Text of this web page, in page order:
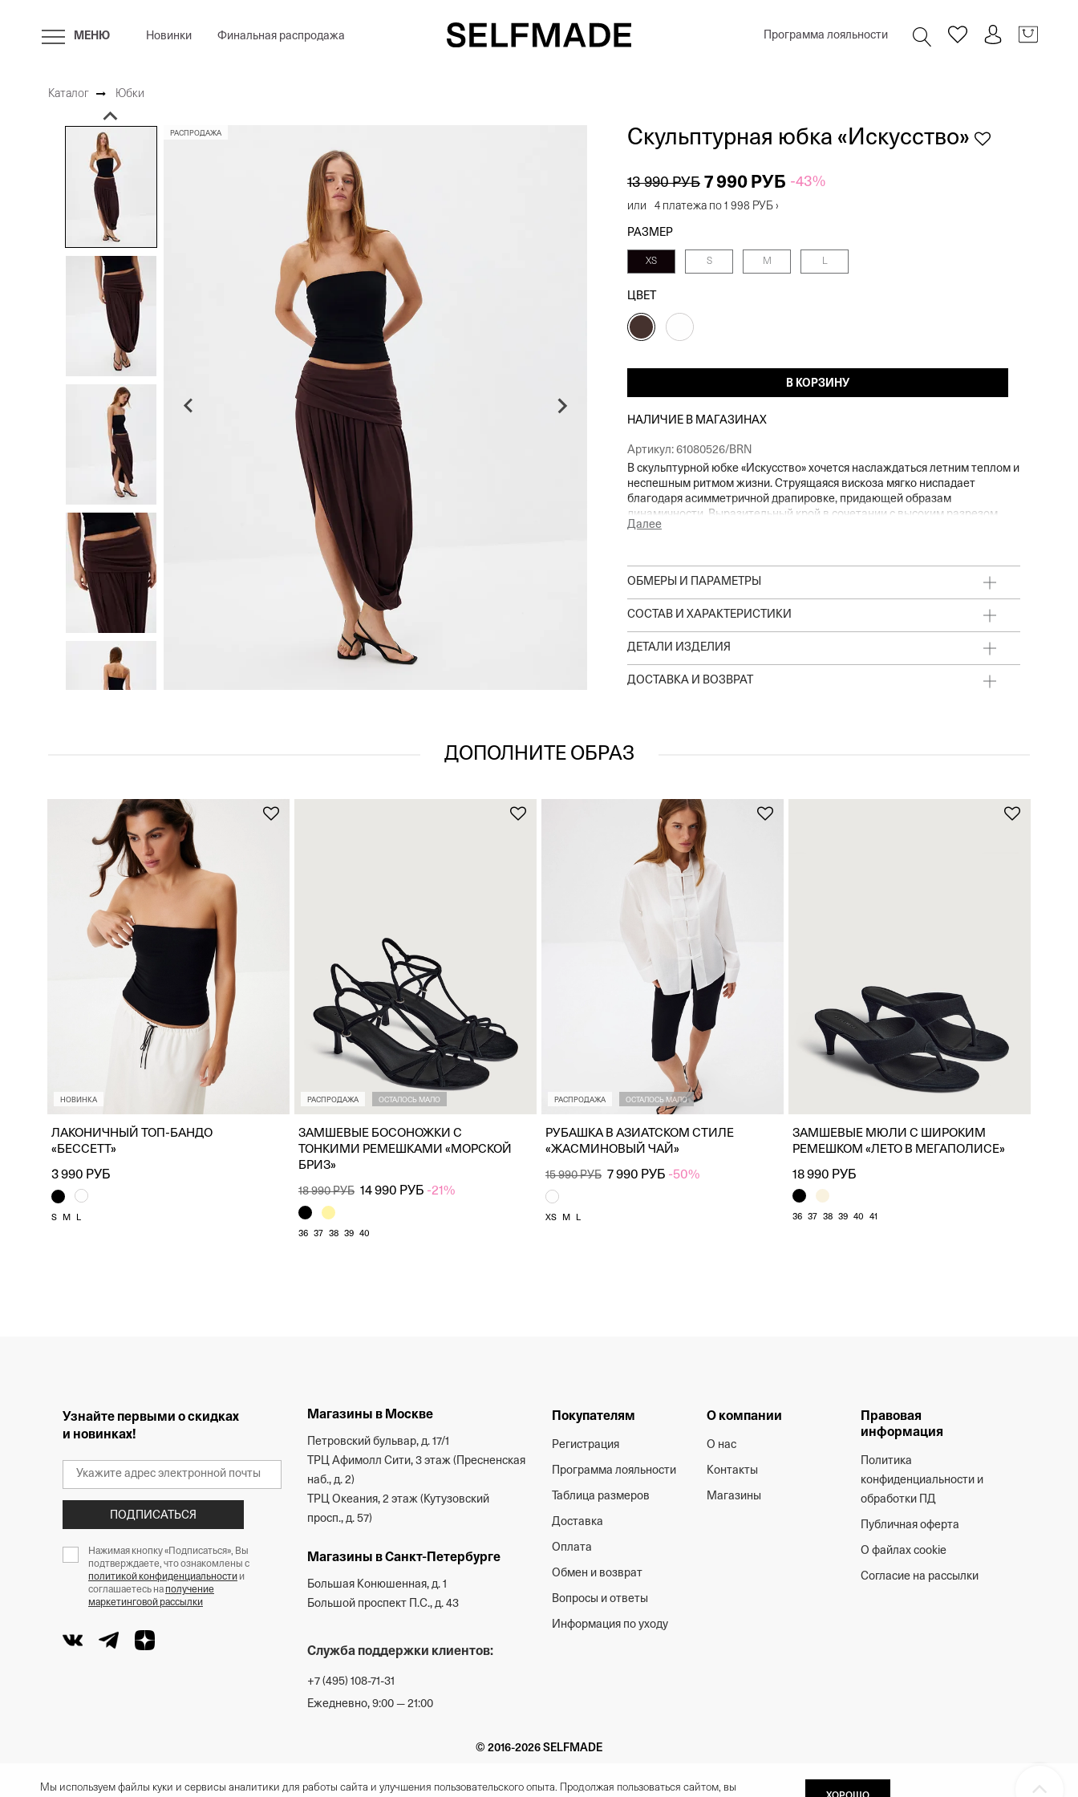
МЕНЮ Новинки Финальная распродажа Программа лояльности
Каталог Юбки
РАСПРОДАЖА Скульптурная юбка «Искусство»
13 990 РУБ 7 990 РУБ -43%
или 4 платежа по 1 998 РУБ ›
РАЗМЕР
XS S M L
ЦВЕТ
В КОРЗИНУ
НАЛИЧИЕ В МАГАЗИНАХ
Артикул: 61080526/BRN
В скульптурной юбке «Искусство» хочется наслаждаться летним теплом и
неспешным ритмом жизни. Струящаяся вискоза мягко ниспадает
благодаря асимметричной драпировке, придающей образам
динамичности. Выразительный крой в сочетании с высоким разрезом
сбоку будет притягивать взгляды. Идеально для прогулок по городу или
Далее
ОБМЕРЫ И ПАРАМЕТРЫ
СОСТАВ И ХАРАКТЕРИСТИКИ
ДЕТАЛИ ИЗДЕЛИЯ
ДОСТАВКА И ВОЗВРАТ
ДОПОЛНИТЕ ОБРАЗ
НОВИНКА
ЛАКОНИЧНЫЙ ТОП-БАНДО
«БЕССЕТТ»
3 990 РУБ
S M L
РАСПРОДАЖА ОСТАЛОСЬ МАЛО
ЗАМШЕВЫЕ БОСОНОЖКИ С
ТОНКИМИ РЕМЕШКАМИ «МОРСКОЙ
БРИЗ»
18 990 РУБ 14 990 РУБ -21%
36 37 38 39 40
РАСПРОДАЖА ОСТАЛОСЬ МАЛО
РУБАШКА В АЗИАТСКОМ СТИЛЕ
«ЖАСМИНОВЫЙ ЧАЙ»
15 990 РУБ 7 990 РУБ -50%
XS M L
ЗАМШЕВЫЕ МЮЛИ С ШИРОКИМ
РЕМЕШКОМ «ЛЕТО В МЕГАПОЛИСЕ»
18 990 РУБ
36 37 38 39 40 41
Узнайте первыми о скидках
и новинках!
ПОДПИСАТЬСЯ
Нажимая кнопку «Подписаться», Вы
подтверждаете, что ознакомлены с
политикой конфиденциальности и
соглашаетесь на получение
маркетинговой рассылки
Магазины в Москве
Петровский бульвар, д. 17/1
ТРЦ Афимолл Сити, 3 этаж (Пресненская
наб., д. 2)
ТРЦ Океания, 2 этаж (Кутузовский
просп., д. 57)
Магазины в Санкт-Петербурге
Большая Конюшенная, д. 1
Большой проспект П.С., д. 43
Служба поддержки клиентов:
+7 (495) 108-71-31
Ежедневно, 9:00 — 21:00
Покупателям
Регистрация
Программа лояльности
Таблица размеров
Доставка
Оплата
Обмен и возврат
Вопросы и ответы
Информация по уходу
О компании
О нас
Контакты
Магазины
Правовая
информация
Политика
конфиденциальности и
обработки ПД
Публичная оферта
О файлах cookie
Согласие на рассылки
© 2016-2026 SELFMADE
Мы используем файлы куки и сервисы аналитики для работы сайта и улучшения пользовательского опыта. Продолжая пользоваться сайтом, вы